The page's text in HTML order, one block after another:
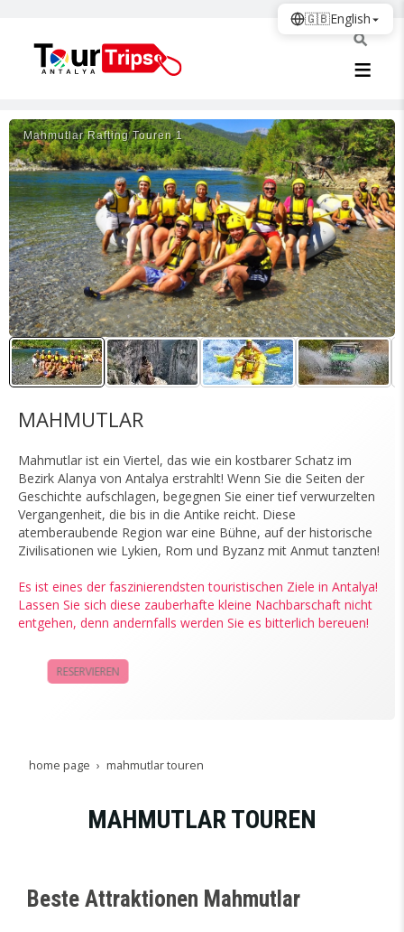
Mahmutlar Rafting Touren 1
MAHMUTLAR
Mahmutlar ist ein Viertel, das wie ein kostbarer Schatz im
Bezirk Alanya von Antalya erstrahlt! Wenn Sie die Seiten der
Geschichte aufschlagen, begegnen Sie einer tief verwurzelten
Vergangenheit, die bis in die Antike reicht. Diese
atemberaubende Region war eine Bühne, auf der historische
Zivilisationen wie Lykien, Rom und Byzanz mit Anmut tanzten!
Es ist eines der faszinierendsten touristischen Ziele in Antalya!
Lassen Sie sich diese zauberhafte kleine Nachbarschaft nicht
entgehen, denn andernfalls werden Sie es bitterlich bereuen!
RESERVIEREN
home page mahmutlar touren
MAHMUTLAR TOUREN
Beste Attraktionen Mahmutlar
🇬🇧English